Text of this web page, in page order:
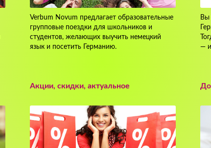
Verbum Novum предлагает образовательные
групповые поездки для школьников и
студентов, желающих выучить немецкий
язык и посетить Германию.
Вы
—
Акции, скидки, актуальное